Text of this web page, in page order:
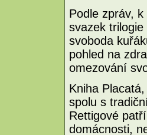
Podle zpráv,
svazek
svoboda
pohled na
omezování
Kniha
spolu s
Rettigové
domácnosti,